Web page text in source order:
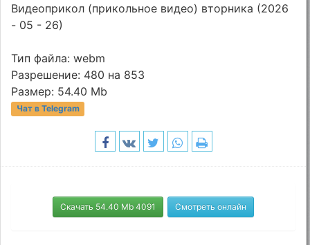
Видеоприкол (прикольное видео) вторника (2026
- 05 - 26)
Тип файла: webm
Разрешение: 480 на 853
Размер: 54.40 Mb
Чат в Telegram
Скачать 54.40 Mb 4091 Смотреть онлайн